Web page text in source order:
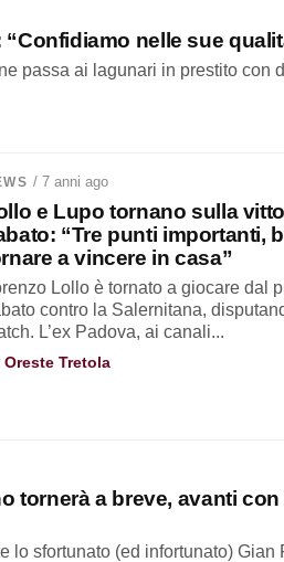
nelle sue
passa ai lagunari in prestito con
/ 7 anni ago
e Lupo tornano sulla
“Tre punti importanti,
a vincere in casa”
Lollo è tornato a giocare dal
contro la Salernitana,
L’ex Padova, ai canali...
Oreste Tretola
tornerà a breve, avanti con
lo sfortunato (ed infortunato) Gian